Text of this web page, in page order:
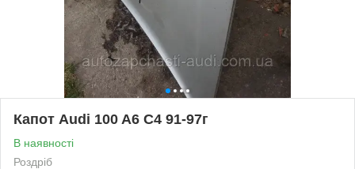
Капот Audi 100 A6 C4 91-97г
В наявності
Роздріб